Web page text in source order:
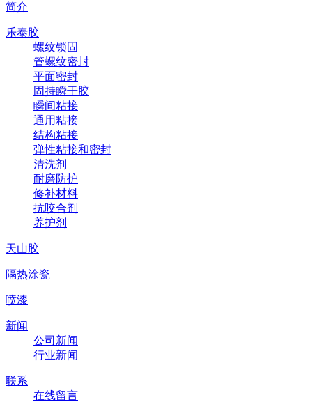
简介
乐泰胶
螺纹锁固
管螺纹密封
平面密封
固持瞬干胶
瞬间粘接
通用粘接
结构粘接
弹性粘接和密封
清洗剂
耐磨防护
修补材料
抗咬合剂
养护剂
天山胶
隔热涂瓷
喷漆
新闻
公司新闻
行业新闻
联系
在线留言